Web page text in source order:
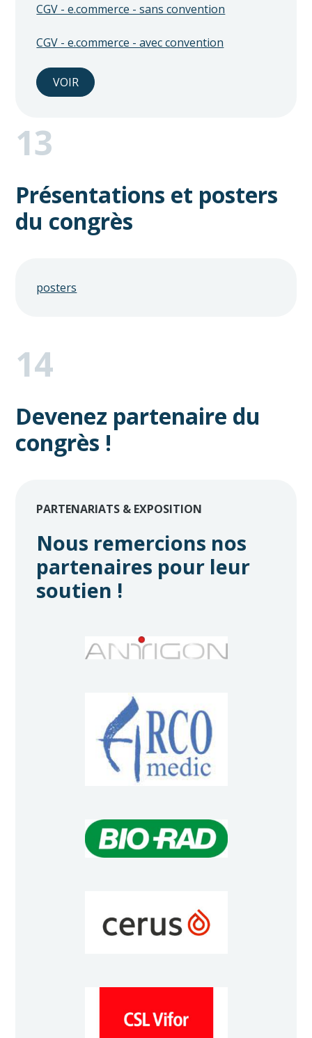
CGV - e.commerce - sans convention
CGV - e.commerce - avec convention
VOIR
13
Présentations et posters
du congrès
posters
14
Devenez partenaire du
congrès !
PARTENARIATS & EXPOSITION
Nous remercions nos
partenaires pour leur
soutien !